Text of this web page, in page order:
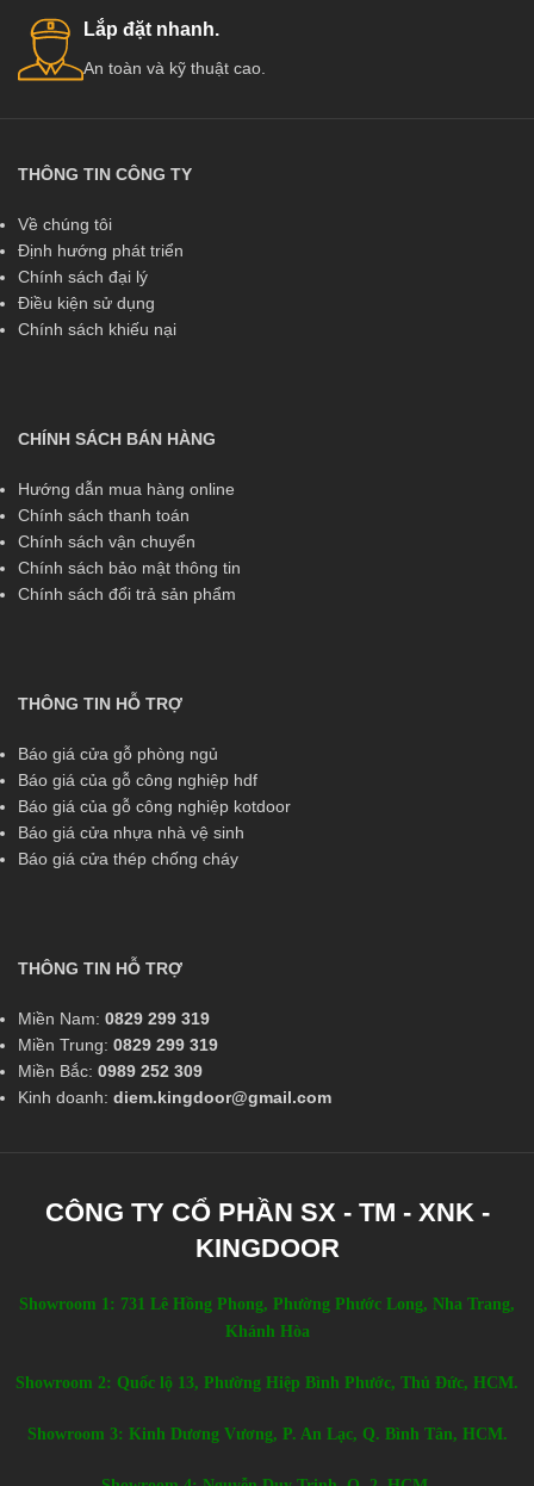
Lắp đặt nhanh.
An toàn và kỹ thuật cao.
THÔNG TIN CÔNG TY
Về chúng tôi
Định hướng phát triển
Chính sách đại lý
Điều kiện sử dụng
Chính sách khiếu nại
CHÍNH SÁCH BÁN HÀNG
Hướng dẫn mua hàng online
Chính sách thanh toán
Chính sách vận chuyển
Chính sách bảo mật thông tin
Chính sách đổi trả sản phẩm
THÔNG TIN HỖ TRỢ
Báo giá cửa gỗ phòng ngủ
Báo giá của gỗ công nghiệp hdf
Báo giá của gỗ công nghiệp kotdoor
Báo giá cửa nhựa nhà vệ sinh
Báo giá cửa thép chống cháy
THÔNG TIN HỖ TRỢ
Miền Nam: 0829 299 319
Miền Trung: 0829 299 319
Miền Bắc: 0989 252 309
Kinh doanh: diem.kingdoor@gmail.com
CÔNG TY CỔ PHẦN SX - TM - XNK -
KINGDOOR
Showroom 1: 731 Lê Hồng Phong, Phường Phước Long, Nha Trang,
Khánh Hòa
Showroom 2: Quốc lộ 13, Phường Hiệp Bình Phước, Thủ Đức, HCM.
Showroom 3: Kinh Dương Vương, P. An Lạc, Q. Bình Tân, HCM.